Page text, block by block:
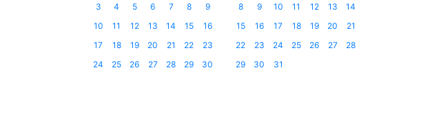
3
4 5 6 7 8
9
10
11 12 13 14 15
16
17
18 19 20 21 22
23
24
25 26 27 28 29 30
8
9 10 11 12 13
14
15
16 17 18 19 20
21
22
23 24 25 26 27
28
29
30 31